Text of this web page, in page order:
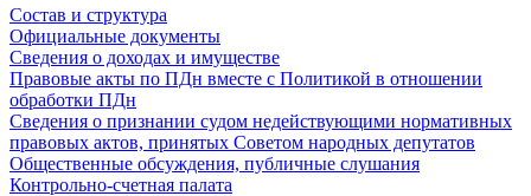
Состав и структура
Официальные документы
Сведения о доходах и имуществе
Правовые акты по ПДн вместе с Политикой в отношении
обработки ПДн
Сведения о признании судом недействующими нормативных
правовых актов, принятых Советом народных депутатов
Общественные обсуждения, публичные слушания
Контрольно-счетная палата